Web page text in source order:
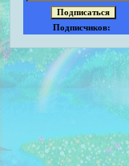
Подписчиков: